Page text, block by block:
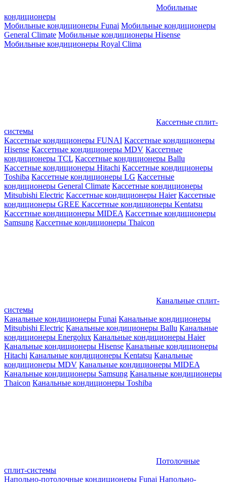
Мобильные
кондиционеры
Мобильные кондиционеры Funai Мобильные кондиционеры
General Climate Мобильные кондиционеры Hisense
Мобильные кондиционеры Royal Clima
Кассетные сплит-
системы
Кассетные кондиционеры FUNAI Кассетные кондиционеры
Hisense Кассетные кондиционеры MDV Кассетные
кондиционеры TCL Кассетные кондиционеры Ballu
Кассетные кондиционеры Hitachi Кассетные кондиционеры
Toshiba Кассетные кондиционеры LG Кассетные
кондиционеры General Climate Кассетные кондиционеры
Mitsubishi Electric Кассетные кондиционеры Haier Кассетные
кондиционеры GREE Кассетные кондиционеры Kentatsu
Кассетные кондиционеры MIDEA Кассетные кондиционеры
Samsung Кассетные кондиционеры Thaicon
Канальные сплит-
системы
Канальные кондиционеры Funai Канальные кондиционеры
Mitsubishi Electric Канальные кондиционеры Ballu Канальные
кондиционеры Energolux Канальные кондиционеры Haier
Канальные кондиционеры Hisense Канальные кондиционеры
Hitachi Канальные кондиционеры Kentatsu Канальные
кондиционеры MDV Канальные кондиционеры MIDEA
Канальные кондиционеры Samsung Канальные кондиционеры
Thaicon Канальные кондиционеры Toshiba
Потолочные
сплит-системы
Напольно-потолочные кондиционеры Funai Напольно-